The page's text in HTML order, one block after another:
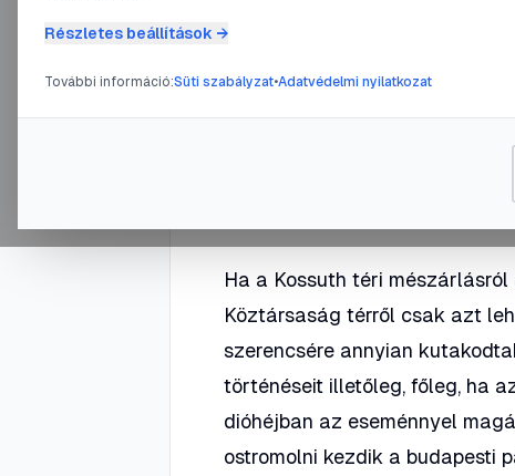
borzalmak
Ha a Kossuth téri
Köztársaság térről csak azt
szerencsére annyian
történéseit illetőleg, főleg, ha
dióhéjban az eseménnyel
ostromolni kezdik a budapesti
Részletes beállítások →
További információ:Süti szabályzat•Adatvédelmi nyilatkozat